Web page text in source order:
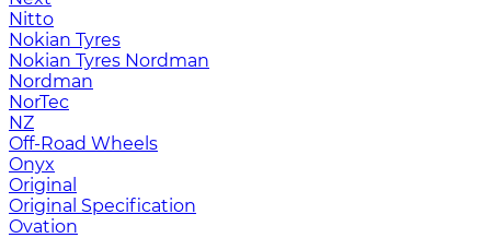
Nitto
Nokian Tyres
Nokian Tyres Nordman
Nordman
NorTec
NZ
Off-Road Wheels
Onyx
Original
Original Specification
Ovation